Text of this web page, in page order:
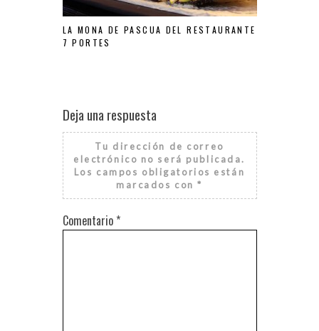
LA MONA DE PASCUA DEL RESTAURANTE
7 PORTES
Deja una respuesta
Tu dirección de correo
electrónico no será publicada.
Los campos obligatorios están
marcados con*
Comentario *